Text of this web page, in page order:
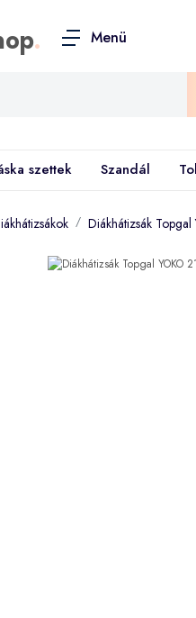
. Menü
szettek Szandál
Diákhátizsák